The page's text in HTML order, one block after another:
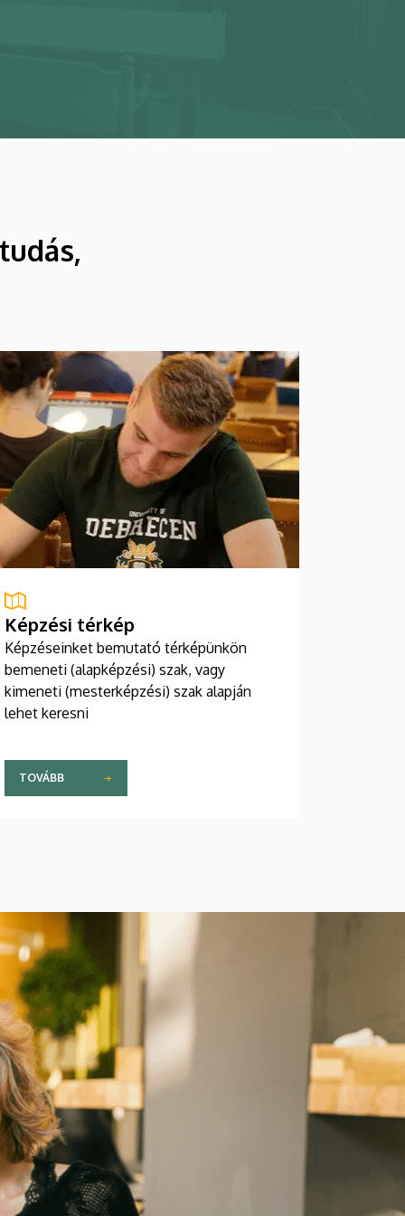
Képzési térkép
Képzéseinket bemutató térképünkön
bemeneti (alapképzési) szak, vagy
kimeneti (mesterképzési) szak alapján
lehet keresni
TOVÁBB